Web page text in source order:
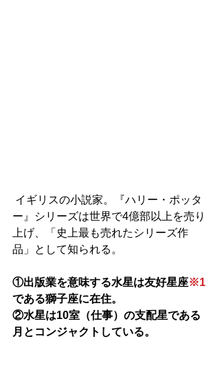
ー』シリーズは世界で4億部以上を売り
上げ、「史上最も売れたシリーズ作
品」として知られる。
①出版業を意味する水星は友好星座※1
である獅子座に在住。
②水星は10室（仕事）の支配星である
月とコンジャクトしている。